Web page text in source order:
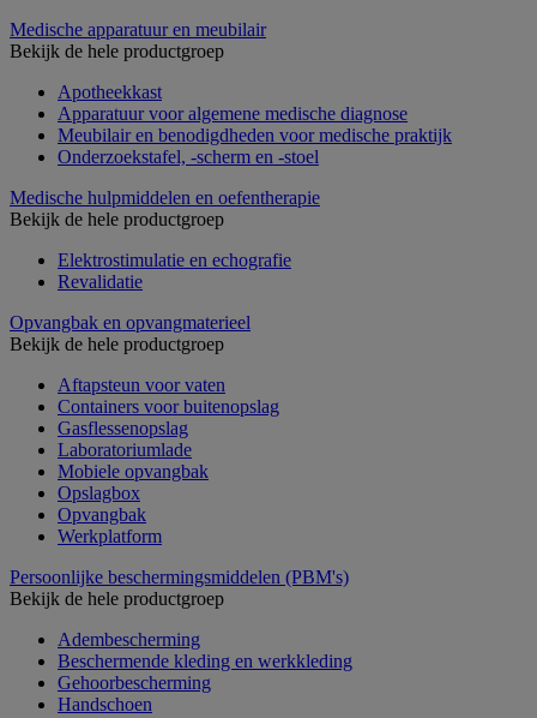
Medische apparatuur en meubilair
Bekijk de hele productgroep
Apotheekkast
Apparatuur voor algemene medische diagnose
Meubilair en benodigdheden voor medische praktijk
Onderzoekstafel, -scherm en -stoel
Medische hulpmiddelen en oefentherapie
Bekijk de hele productgroep
Elektrostimulatie en echografie
Revalidatie
Opvangbak en opvangmaterieel
Bekijk de hele productgroep
Aftapsteun voor vaten
Containers voor buitenopslag
Gasflessenopslag
Laboratoriumlade
Mobiele opvangbak
Opslagbox
Opvangbak
Werkplatform
Persoonlijke beschermingsmiddelen (PBM's)
Bekijk de hele productgroep
Adembescherming
Beschermende kleding en werkkleding
Gehoorbescherming
Handschoen